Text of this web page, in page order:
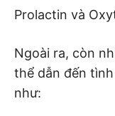
Prolactin và
Ngoài ra, còn
thể dẫn đến
như: